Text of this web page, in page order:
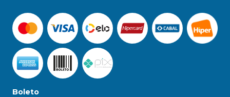
Boleto